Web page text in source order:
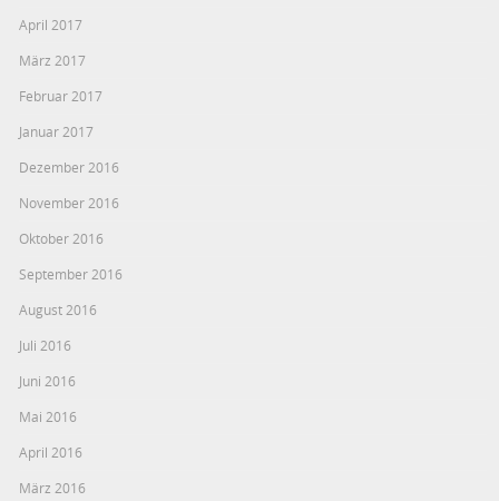
April 2017
März 2017
Februar 2017
Januar 2017
Dezember 2016
November 2016
Oktober 2016
September 2016
August 2016
Juli 2016
Juni 2016
Mai 2016
April 2016
März 2016